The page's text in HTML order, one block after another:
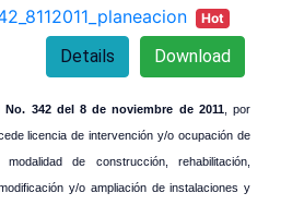
Hot
Download
Details
No. 342 del 8 de noviembre de 2011, por
licencia de intervención y/o ocupación de
de construcción, rehabilitación,
y/o ampliación de instalaciones y